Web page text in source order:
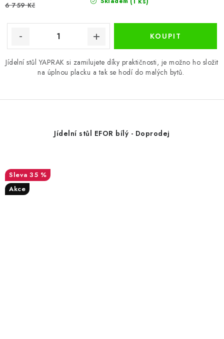
6 759 Kč
Jídelní stůl YAPRAK si zamilujete díky praktičnosti, je možno ho složit
na úplnou placku a tak se hodí do malých bytů.
Jídelní stůl EFOR bílý - Doprodej
35 %
Akce